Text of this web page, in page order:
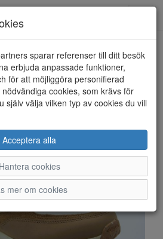
sparar referenser till ditt besök
erbjuda anpassade funktioner,
för att möjliggöra personifierad
cookies, som krävs för
själv välja vilken typ av cookies du vill
Acceptera alla
Hantera cookies
mer om cookies